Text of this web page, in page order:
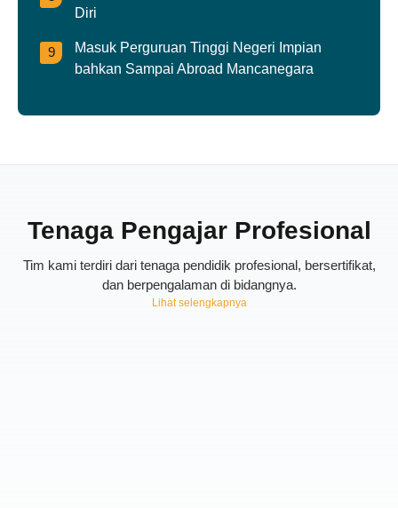
Diri
Masuk Perguruan Tinggi Negeri Impian
bahkan Sampai Abroad Mancanegara
Tenaga Pengajar Profesional
Tim kami terdiri dari tenaga pendidik profesional, bersertifikat,
dan berpengalaman di bidangnya.
Lihat selengkapnya